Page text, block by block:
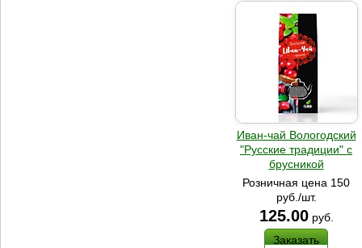
Иван-чай Вологодский
"Русские традиции" с
брусникой
Розничная цена 150
руб./шт.
125.00 руб.
Заказать